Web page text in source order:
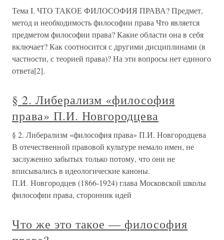
Тема I. ЧТО ТАКОЕ ФИЛОСОФИЯ ПРАВА? Предмет,
метод и необходимость философии права Что является
предметом философии права? Какие области она в себя
включает? Как соотносится с другими дисциплинами (в
частности, с теорией права)? На эти вопросы нет единого
ответа[2].
§ 2. Либерализм «философия
права» П.И. Новгородцева
§ 2. Либерализм «философия права» П.И. Новгородцева
В отечественной правовой культуре немало имен, не
заслуженно забытых только потому, что они не
вписывались в идеологические каноны.
П.И. Новгородцев (1866-1924) глава Московской школы
философии права, сторонник идей
Что же это такое — философия